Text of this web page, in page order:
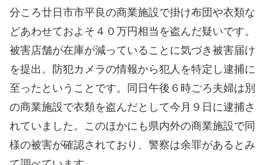
分ころ廿日市市平良の商業施設で掛け布団や衣類な
どあわせておよそ４０万円相当を盗んだ疑いです。
被害店舗が在庫が減っていることに気づき被害届け
を提出。防犯カメラの情報から犯人を特定し逮捕に
至ったということです。同日午後６時ごろ夫婦は別
の商業施設で衣類を盗んだとして今月９日に逮捕さ
れていました。このほかにも県内外の商業施設で同
様の被害が確認されており、警察は余罪があるとみ